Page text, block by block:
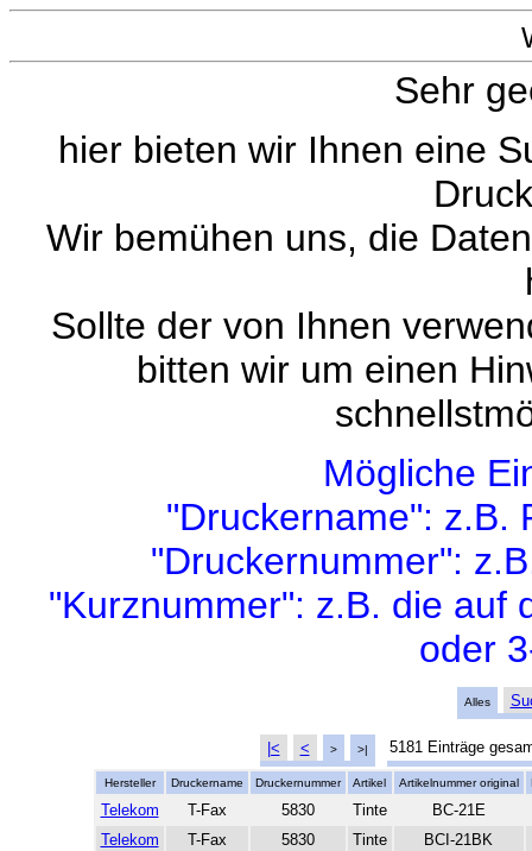
Sehr
hier bieten wir Ihnen eine
Wir bemühen uns, die
Sollte der von Ihnen
bitten wir um einen
Mögliche
"Druckername": z.B.
"Druckernummer":
"Kurznummer": z.B. die auf
oder
Alles
|< < > >| 5181 Einträge
Hersteller Druckername Druckernummer Artikel Artikelnummer original
Telekom T-Fax 5830 Tinte
BC-21E
Telekom
T-Fax 5830 Tinte
BCI-21BK